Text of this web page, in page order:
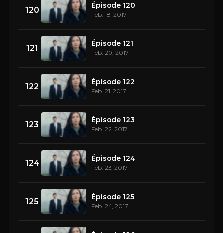
120 Épisode 120
Feb. 18, 2017
121 Épisode 121
Feb. 20, 2017
122 Épisode 122
Feb. 21, 2017
123 Épisode 123
Feb. 22, 2017
124 Épisode 124
Feb. 23, 2017
125 Épisode 125
Feb. 24, 2017